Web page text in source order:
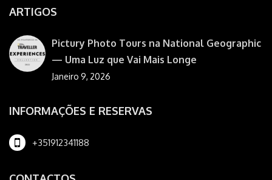
ARTIGOS
Pictury Photo Tours na National Geographic
— Uma Luz que Vai Mais Longe
Janeiro 9, 2026
INFORMAÇÕES E RESERVAS
+351912341188